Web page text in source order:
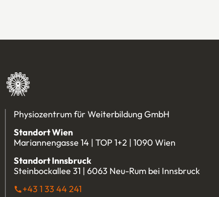
Physiozentrum für Weiterbildung GmbH
Standort Wien
Mariannengasse 14 | TOP 1+2 | 1090 Wien
Standort Innsbruck
Steinbockallee 31 | 6063 Neu-Rum bei Innsbruck
+43 1 33 44 241